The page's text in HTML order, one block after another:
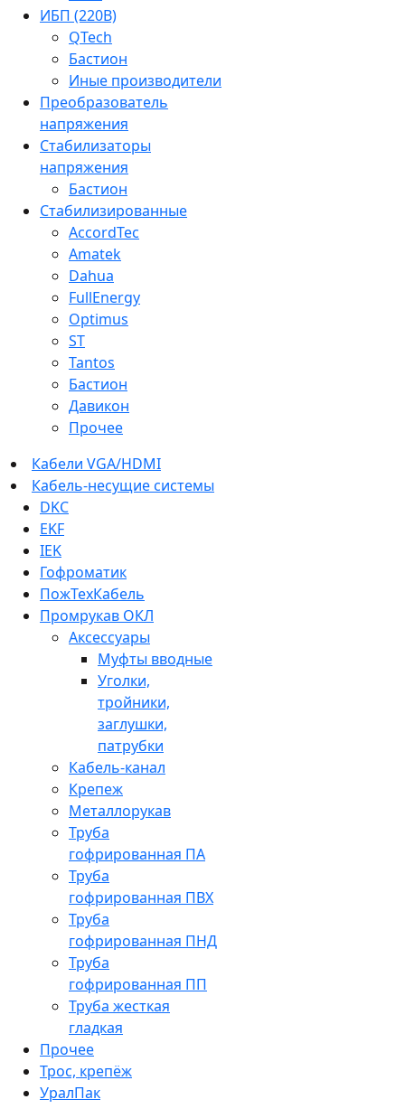
ИБП (220В)
QTech
Бастион
Иные производители
Преобразователь
напряжения
Стабилизаторы
напряжения
Бастион
Стабилизированные
AccordTec
Amatek
Dahua
FullEnergy
Optimus
ST
Tantos
Бастион
Давикон
Прочее
Кабели VGA/HDMI
Кабель-несущие системы
DKC
EKF
IEK
Гофроматик
ПожТехКабель
Промрукав ОКЛ
Аксессуары
Муфты вводные
Уголки,
тройники,
заглушки,
патрубки
Кабель-канал
Крепеж
Металлорукав
Труба
гофрированная ПА
Труба
гофрированная ПВХ
Труба
гофрированная ПНД
Труба
гофрированная ПП
Труба жесткая
гладкая
Прочее
Трос, крепёж
УралПак